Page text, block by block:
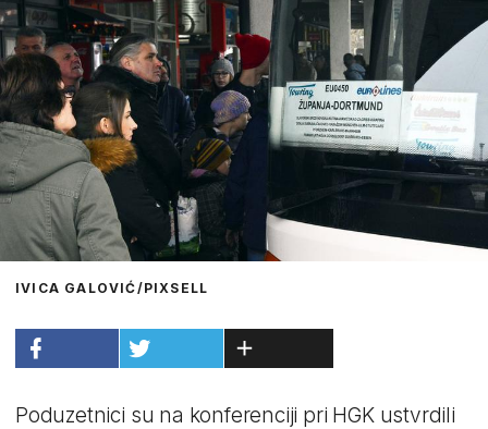
IVICA GALOVIĆ/PIXSELL
Poduzetnici su na konferenciji pri HGK ustvrdili